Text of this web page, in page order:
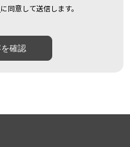
に同意して送信します。